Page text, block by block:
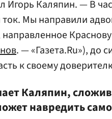
Игорь Каляпин. — В
Мы направили
. — «Газета.Ru»), до
к своему
Каляпин,
навредить